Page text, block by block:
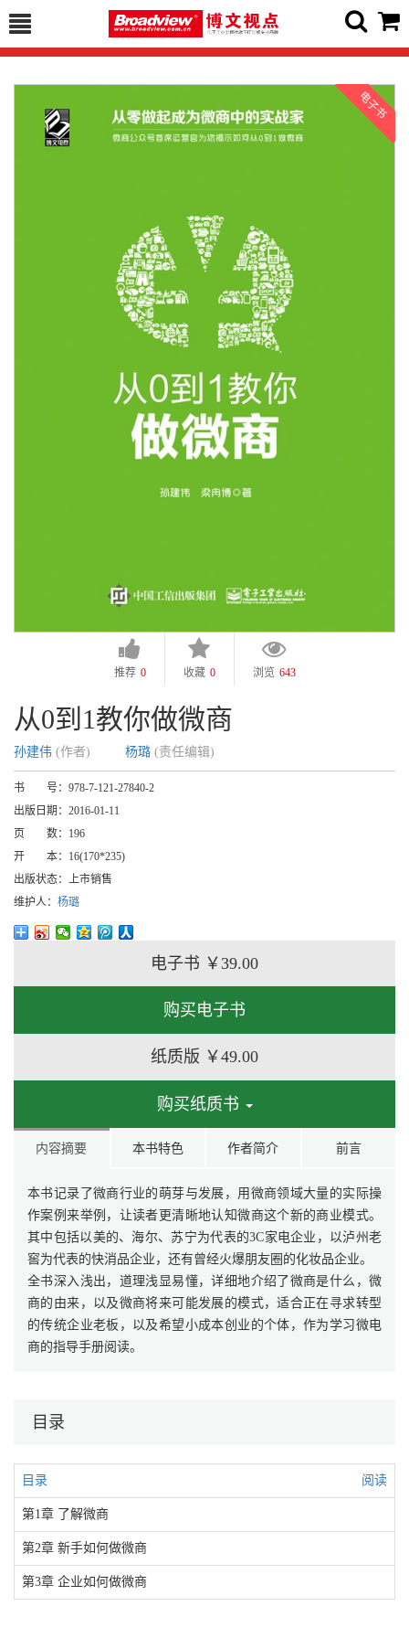
推荐 0 收藏 0 浏览 643
从0到1教你做微商
孙建伟 (作者) 杨璐 (责任编辑)
书 号： 978-7-121-27840-2
出版日期： 2016-01-11
页 数： 196
开 本： 16(170*235)
出版状态： 上市销售
维护人： 杨璐
电子书 ￥39.00
购买电子书
纸质版 ￥49.00
购买纸质书
内容摘要 本书特色 作者简介 前言
本书记录了微商行业的萌芽与发展，用微商领域大量的实际操
作案例来举例，让读者更清晰地认知微商这个新的商业模式。
其中包括以美的、海尔、苏宁为代表的3C家电企业，以泸州老
窖为代表的快消品企业，还有曾经火爆朋友圈的化妆品企业。
全书深入浅出，道理浅显易懂，详细地介绍了微商是什么，微
商的由来，以及微商将来可能发展的模式，适合正在寻求转型
的传统企业老板，以及希望小成本创业的个体，作为学习微电
商的指导手册阅读。
目录
目录 阅读
第1章 了解微商
第2章 新手如何做微商
第3章 企业如何做微商